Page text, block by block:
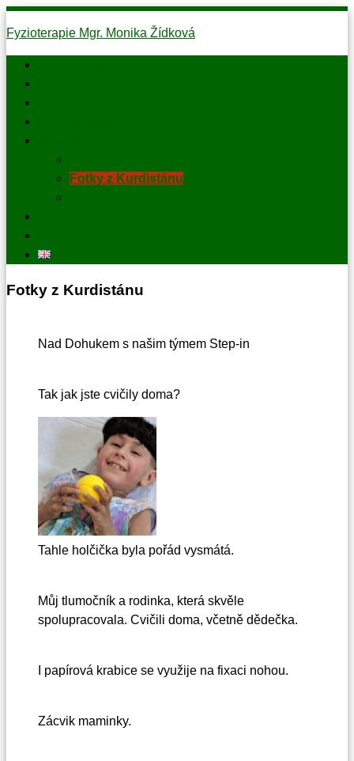
to
content
Fyzioterapie Mgr. Monika Žídková
Fotky z Kurdistánu
Fotky z Kurdistánu
Nad Dohukem s našim týmem Step-in
Tak jak jste cvičily doma?
Tahle holčička byla pořád vysmátá.
Můj tlumočník a rodinka, která skvěle
spolupracovala. Cvičili doma, včetně dědečka.
I papírová krabice se využije na fixaci nohou.
Zácvik maminky.